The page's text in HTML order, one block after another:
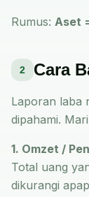
Rumus: Aset
2 Cara
Laporan laba
dipahami.
1. Omzet /
Total uang
dikurangi